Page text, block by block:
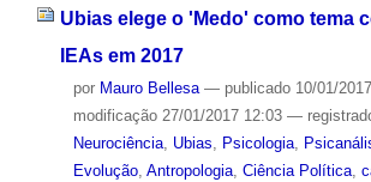
Ubias elege o 'Medo' como tema
IEAs em 2017
por Mauro Bellesa — publicado10/01/2017
modificação27/01/2017 12:03 —
Neurociência, Ubias Psicologia,
Evolução, Antropologia, Ciência Política,